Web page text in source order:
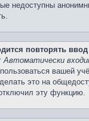
недоступны
повторять
Автоматически
вашей
это на
эту функцию.